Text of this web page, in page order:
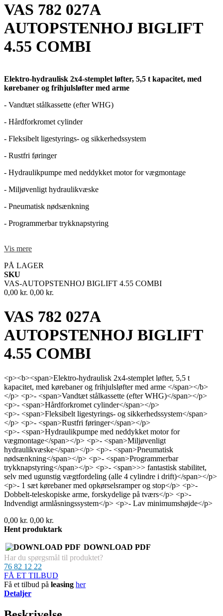
VAS 782 027A
AUTOPSTENHOJ BIGLIFT
4.55 COMBI
Elektro-hydraulisk 2x4-stemplet løfter, 5,5 t kapacitet, med
kørebaner og frihjulsløfter med arme
- Vandtæt stålkassette (efter WHG)
- Hårdforkromet cylinder
- Fleksibelt ligestyrings- og sikkerhedssystem
- Rustfri føringer
- Hydraulikpumpe med neddykket motor for vægmontage
- Miljøvenligt hydraulikvæske
- Pneumatisk nødsænkning
- Programmerbar trykknapstyring
cylindre i drift)
- 1 sæt kørebaner med opkørselsramper og stop
- Dobbelt-teleskopiske arme, forskydelige på tværs
- Lav minimumshøjde
Vis mere
PÅ LAGER
SKU
VAS-AUTOPSTENHOJ BIGLIFT 4.55 COMBI
0,00 kr. 0,00 kr.
VAS 782 027A
AUTOPSTENHOJ BIGLIFT
4.55 COMBI
<p><b><span>Elektro-hydraulisk 2x4-stemplet løfter, 5,5 t
kapacitet, med kørebaner og frihjulsløfter med arme </span></b>
</p> <p>- <span>Vandtæt stålkassette (efter WHG)</span></p>
<p>- <span>Hårdforkromet cylinder</span></p>
<p>- <span>Fleksibelt ligestyrings- og sikkerhedssystem</span>
</p> <p>- <span>Rustfri føringer</span></p>
<p>- <span>Hydraulikpumpe med neddykket motor for
vægmontage</span></p> <p>- <span>Miljøvenligt
hydraulikvæske</span></p> <p>- <span>Pneumatisk
nødsænkning</span></p> <p>- <span>Programmerbar
trykknapstyring</span></p> <p>- <span>>> fantastisk stabilitet,
selv med ugunstig vægtfordeling (alle 4 cylindre i drift)</span></p>
<p>- 1 sæt kørebaner med opkørselsramper og stop</p> <p>-
Dobbelt-teleskopiske arme, forskydelige på tværs</p> <p>-
Indvendigt armlåsningssystem</p> <p>- Lav minimumshøjde</p>
0,00 kr. 0,00 kr.
Hent produktark
DOWNLOAD PDF
Har du spørgsmål til produktet?
76 82 12 22
FÅ ET TILBUD
Få et tilbud på leasing her
Detaljer